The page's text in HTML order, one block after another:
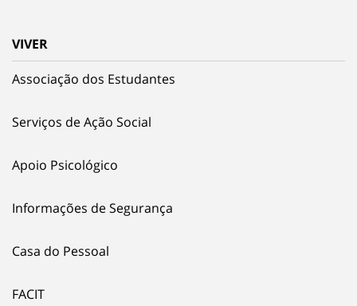
VIVER
Associação dos Estudantes
Serviços de Ação Social
Apoio Psicológico
Informações de Segurança
Casa do Pessoal
FACIT